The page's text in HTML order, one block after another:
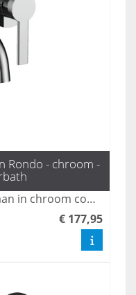
Rondo - chroom -
De Rondo inbouw mengkraan in chroom combineert een minimalistisch ontwerp met elegante functionaliteit, perfect voor moderne badkamers. Deze kraan zorgt voor een stijlvolle uitstraling en optimale gebruikservaring, waardoor uw badkamer een luxe uitstraling krijgt. Met duurzame materialen en een gebruiksvriendelijke bediening is de Rondo een uitstekende keuze voor elke badkamerinrichting.
€ 177,95